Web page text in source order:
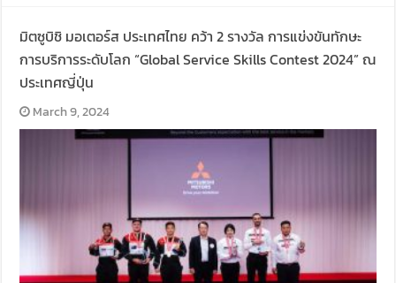
มิตซูบิชิ มอเตอร์ส ประเทศไทย คว้า 2 รางวัล การแข่งขันทักษะ
การบริการระดับโลก “Global Service Skills Contest 2024” ณ
ประเทศญี่ปุ่น
March 9, 2024